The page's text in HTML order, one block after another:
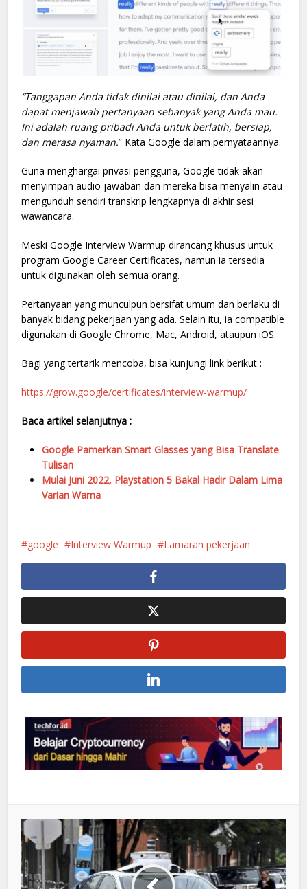
“Tanggapan Anda tidak dinilai atau dinilai, dan Anda
dapat menjawab pertanyaan sebanyak yang Anda mau.
Ini adalah ruang pribadi Anda untuk berlatih, bersiap,
dan merasa nyaman.” Kata Google dalam pernyataannya.
Guna menghargai privasi pengguna, Google tidak akan
menyimpan audio jawaban dan mereka bisa menyalin atau
mengunduh sendiri transkrip lengkapnya di akhir sesi
wawancara.
Meski Google Interview Warmup dirancang khusus untuk
program Google Career Certificates, namun ia tersedia
untuk digunakan oleh semua orang.
Pertanyaan yang munculpun bersifat umum dan berlaku di
banyak bidang pekerjaan yang ada. Selain itu, ia compatible
digunakan di Google Chrome, Mac, Android, ataupun iOS.
Bagi yang tertarik mencoba, bisa kunjungi link berikut :
https://grow.google/certificates/interview-warmup/
Baca artikel selanjutnya :
Google Pamerkan Smart Glasses yang Bisa Translate
Tulisan
Mulai Juni 2022, Playstation 5 Bakal Hadir Dalam Lima
Varian Warna
google Interview Warmup Lamaran pekerjaan